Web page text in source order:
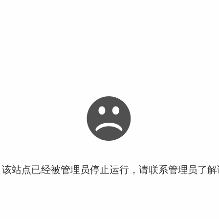
站点已经被管理员停止运行，请联系管理员了